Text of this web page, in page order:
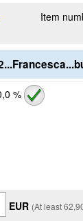
Item
%
EUR (At least